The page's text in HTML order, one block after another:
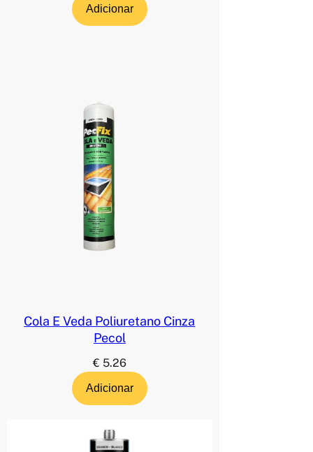
Adicionar
Cola E Veda Poliuretano Cinza
Pecol
€ 5.26
Adicionar